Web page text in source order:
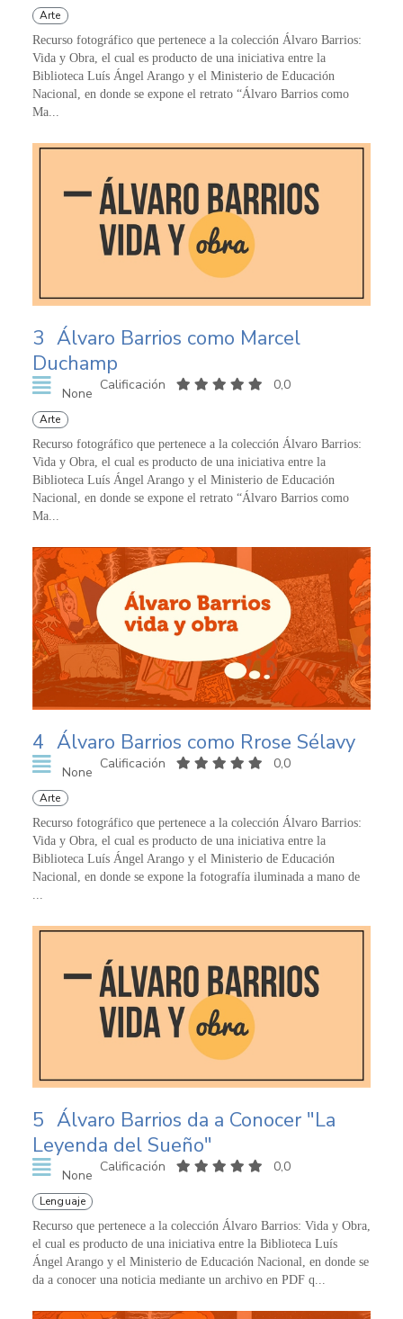
Arte
Recurso fotográfico que pertenece a la colección Álvaro Barrios:
Vida y Obra, el cual es producto de una iniciativa entre la
Biblioteca Luís Ángel Arango y el Ministerio de Educación
Nacional, en donde se expone el retrato “Álvaro Barrios como
Ma...
3 Álvaro Barrios como Marcel
Duchamp
None
Calificación 0,0
Arte
Recurso fotográfico que pertenece a la colección Álvaro Barrios:
Vida y Obra, el cual es producto de una iniciativa entre la
Biblioteca Luís Ángel Arango y el Ministerio de Educación
Nacional, en donde se expone el retrato “Álvaro Barrios como
Ma...
4 Álvaro Barrios como Rrose Sélavy
None
Calificación 0,0
Arte
Recurso fotográfico que pertenece a la colección Álvaro Barrios:
Vida y Obra, el cual es producto de una iniciativa entre la
Biblioteca Luís Ángel Arango y el Ministerio de Educación
Nacional, en donde se expone la fotografía iluminada a mano de
5 Álvaro Barrios da a Conocer "La
Leyenda del Sueño"
None
Calificación 0,0
Lenguaje
Recurso que pertenece a la colección Álvaro Barrios: Vida y Obra,
el cual es producto de una iniciativa entre la Biblioteca Luís
Ángel Arango y el Ministerio de Educación Nacional, en donde se
da a conocer una noticia mediante un archivo en PDF q...